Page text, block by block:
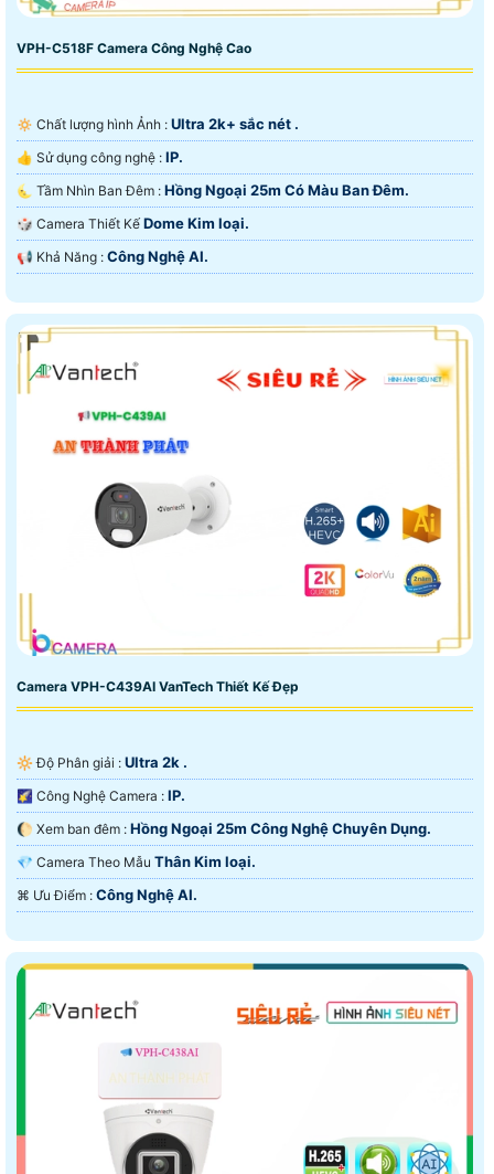
VPH-C518F Camera Công Nghệ Cao
🔅 Chất lượng hình Ảnh : Ultra 2k+ sắc nét .
👍 Sử dụng công nghệ : IP.
🌜 Tầm Nhìn Ban Đêm : Hồng Ngoại 25m Có Màu Ban Ðêm.
🎲 Camera Thiết Kế Dome Kim loại.
️📢 Khả Năng : Công Nghệ AI.
Camera VPH-C439AI VanTech Thiết Kế Đẹp
🔆 Độ Phân giải : Ultra 2k .
🌠 Công Nghệ Camera : IP.
🌔 Xem ban đêm : Hồng Ngoại 25m Công Nghệ Chuyên Dụng.
💎 Camera Theo Mẫu Thân Kim loại.
️⌘ Ưu Điểm : Công Nghệ AI.